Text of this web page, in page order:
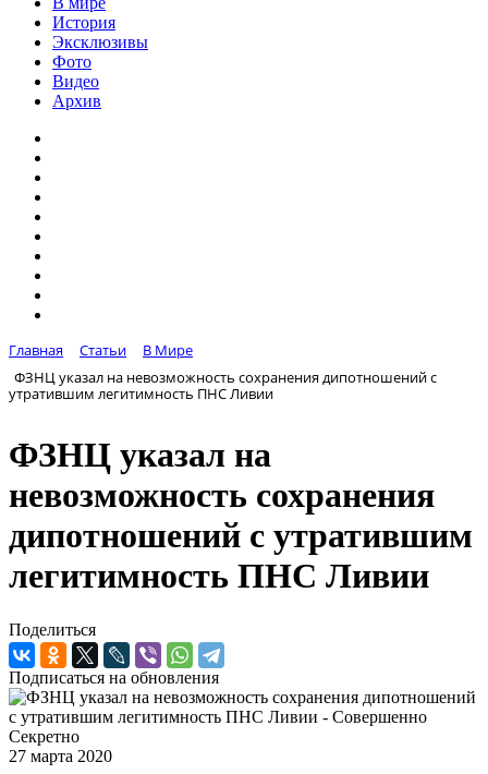
История
Эксклюзивы
Фото
Видео
Архив
Главная Статьи
В Мире
ФЗНЦ указал на невозможность сохранения дипотношений с
утратившим легитимность ПНС Ливии
ФЗНЦ указал на
невозможность сохранения
дипотношений с утратившим
легитимность ПНС Ливии
Поделиться
Подписаться на обновления
27 марта 2020